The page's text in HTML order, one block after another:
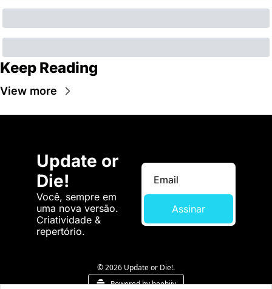
Keep Reading
View more
Update or
Die!
Você, sempre em
uma nova versão.
Criatividade &
repertório.
Assinar
© 2026 Update or Die!.
Powered by beehiiv